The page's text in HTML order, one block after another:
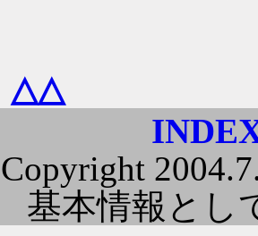
△△
Copyright
基本情報とし